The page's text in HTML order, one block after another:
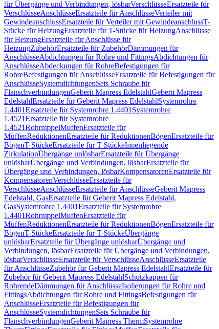
für Übergänge und Verbindungen, lösbarVerschlüsseErsatzteile für
VerschlüsseAnschlüsseErsatzteile für AnschlüsseVerteiler mit
GewindeanschlussErsatzteile für Verteiler mit GewindeanschlussT-
Stücke für HeizungErsatzteile für T-Stücke für HeizungAnschlüsse
für HeizungErsatzteile für Anschlüsse für
HeizungZubehörErsatzteile für ZubehörDämmungen für
AnschlüsseAbdichtungen für Rohre und FittingsAbdichtungen für
AnschlüsseAbdeckungen für RohreBefestigungen für
RohreBefestigungen für AnschlüsseErsatzteile für Befestigungen für
AnschlüsseSystemdichtungenSets Schraube für
FlanschverbindungenGeberit Mapress EdelstahlGeberit Mapress
EdelstahlErsatzteile für Geberit Mapress EdelstahlSystemrohre
1.4401Ersatzteile für Systemrohre 1.4401 Systemrohre
1.4521Ersatzteile für Systemrohre
1.4521RohrnippelMuffenErsatzteile für
MuffenReduktionenErsatzteile für ReduktionenBögenErsatzteile für
BögenT-StückeErsatzteile für T-StückeInnenliegende
ZirkulationÜbergänge unlösbarErsatzteile für Übergänge
unlösbarÜbergänge und Verbindungen, lösbarErsatzteile für
Übergänge und Verbindungen, lösbarKompensatorenErsatzteile für
KompensatorenVerschlüsseErsatzteile für
VerschlüsseAnschlüsseErsatzteile für AnschlüsseGeberit Mapress
Edelstahl, GasErsatzteile für Geberit Mapress Edelstahl,
GasSystemrohre 1.4401Ersatzteile für Systemrohre
1.4401RohrnippelMuffenErsatzteile für
MuffenReduktionenErsatzteile für ReduktionenBögenErsatzteile für
BögenT-StückeErsatzteile für T-StückeÜbergänge
unlösbarErsatzteile für Übergänge unlösbarÜbergänge und
Verbindungen, lösbarErsatzteile für Übergänge und Verbindungen,
lösbarVerschlüsseErsatzteile für VerschlüsseAnschlüsseErsatzteile
für AnschlüsseZubehör für Geberit Mapress EdelstahlErsatzteile für
Zubehör für Geberit Mapress EdelstahlSchutzkappen für
RohrendeDämmungen für AnschlüsseIsolierungen für Rohre und
FittingsAbdichtungen für Rohre und FittingsBefestigungen für
AnschlüsseErsatzteile für Befestigungen für
AnschlüsseSystemdichtungenSets Schraube für
FlanschverbindungenGeberit Mapress ThermSystemrohre